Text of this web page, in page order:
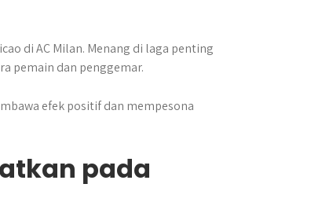
di AC Milan. Menang di laga penting
pemain dan penggemar.
efek positif dan mempesona
pada